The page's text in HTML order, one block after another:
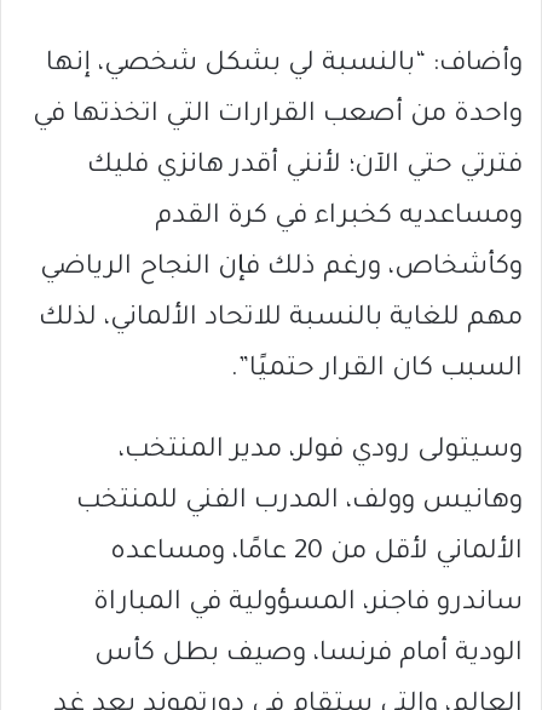
وأضاف: “بالنسبة لي بشكل شخصي، إنها
واحدة من أصعب القرارات التي اتخذتها في
فترتي حتي الآن؛ لأنني أقدر هانزي فليك
ومساعديه كخبراء في كرة القدم
وكأشخاص، ورغم ذلك فإن النجاح الرياضي
مهم للغاية بالنسبة للاتحاد الألماني، لذلك
السبب كان القرار حتميًا”.
وسيتولى رودي فولر، مدير المنتخب،
وهانيس وولف، المدرب الفني للمنتخب
الألماني لأقل من 20 عامًا، ومساعده
ساندرو فاجنر، المسؤولية في المباراة
الودية أمام فرنسا، وصيف بطل كأس